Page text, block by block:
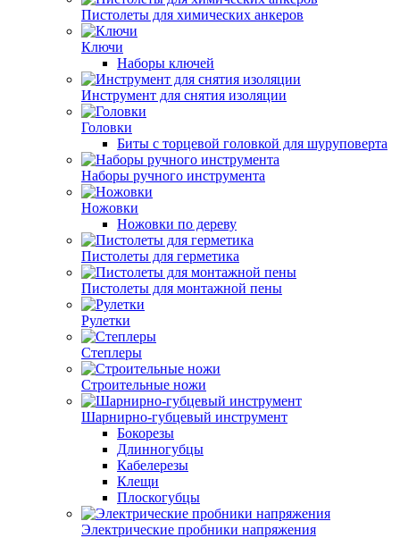
Пистолеты для химических анкеров
Ключи
Наборы ключей
Инструмент для снятия изоляции
Головки
Биты с торцевой головкой для шуруповерта
Наборы ручного инструмента
Ножовки
Ножовки по дереву
Пистолеты для герметика
Пистолеты для монтажной пены
Рулетки
Степлеры
Строительные ножи
Шарнирно-губцевый инструмент
Бокорезы
Длинногубцы
Кабелерезы
Клещи
Плоскогубцы
Электрические пробники напряжения